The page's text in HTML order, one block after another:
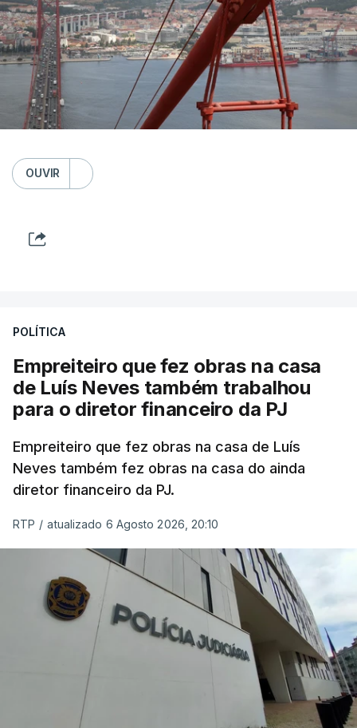
OUVIR
POLÍTICA
Empreiteiro que fez obras na casa
de Luís Neves também trabalhou
para o diretor financeiro da PJ
Empreiteiro que fez obras na casa de Luís
Neves também fez obras na casa do ainda
diretor financeiro da PJ.
RTP / atualizado 6 Agosto 2026, 20:10